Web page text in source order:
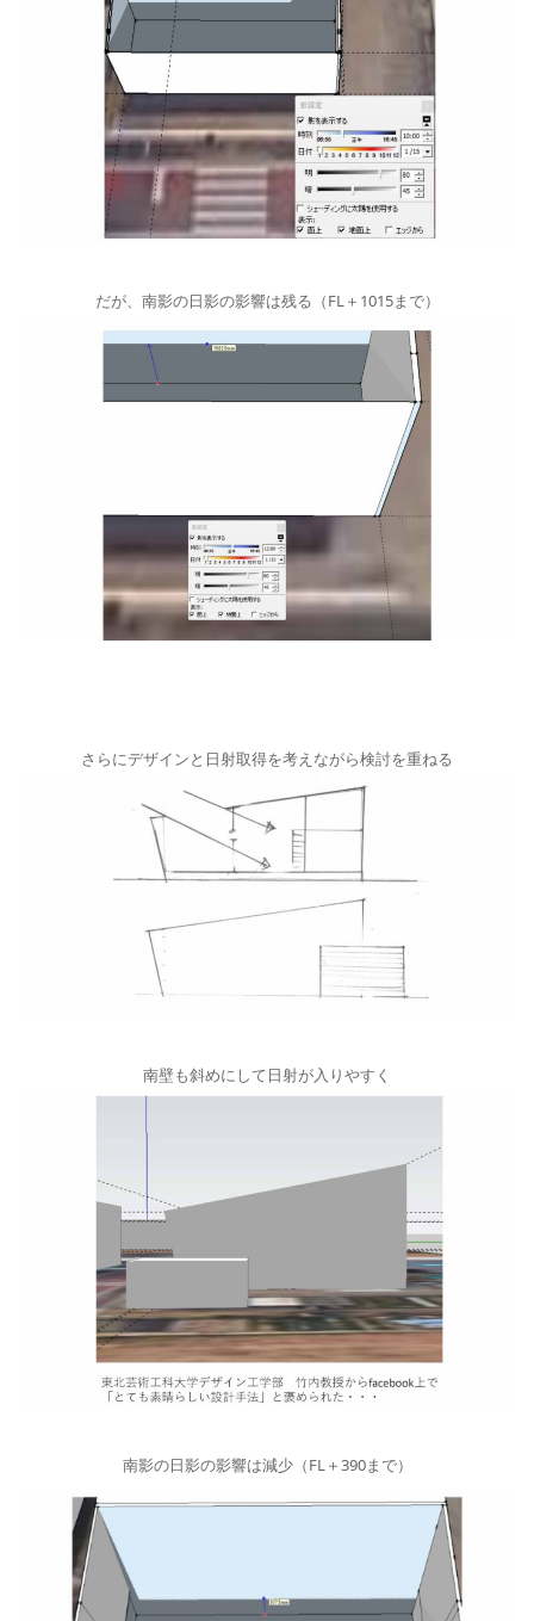
だが、南影の日影の影響は残る（FL＋1015まで）
さらにデザインと日射取得を考えながら検討を重ねる
南壁も斜めにして日射が入りやすく
南影の日影の影響は減少（FL＋390まで）